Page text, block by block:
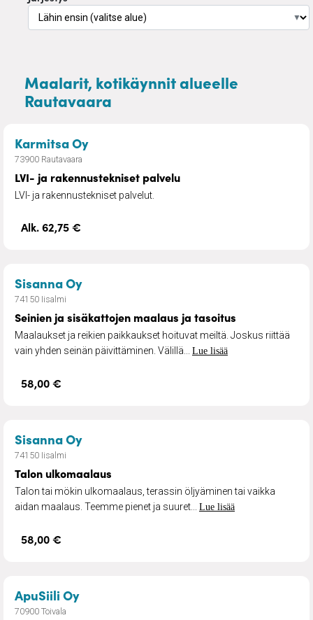
▼
Maalarit, kotikäynnit alueelle
Rautavaara
Karmitsa Oy– LVI- ja rakennustekniset palvelu
73900 Rautavaara
LVI- ja rakennustekniset palvelu
LVI- ja rakennustekniset palvelut.
Alk. 62,75 €
Sisanna Oy– Seinien ja sisäkattojen maalaus ja
74150 Iisalmi
Seinien ja sisäkattojen maalaus ja tasoitus
Maalaukset ja reikien paikkaukset hoituvat meiltä. Joskus riittää
vain yhden seinän päivittäminen. Välillä... Lue lisää
58,00 €
Sisanna Oy– Talon ulkomaalaus
74150 Iisalmi
Talon ulkomaalaus
Talon tai mökin ulkomaalaus, terassin öljyäminen tai vaikka
aidan maalaus. Teemme pienet ja suuret... Lue lisää
58,00 €
ApuSiili Oy– Pihan- ja kiinteistönhoito
70900 Toivala